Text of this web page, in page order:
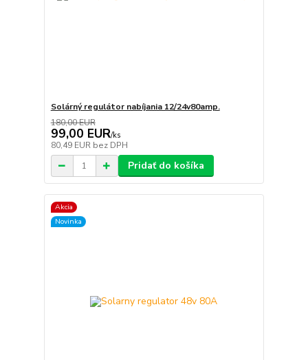
Solárný regulátor nabíjania 12/24v80amp.
180,00 EUR
99,00 EUR/ks
80,49 EUR bez DPH
Pridať do košíka
Akcia
Novinka